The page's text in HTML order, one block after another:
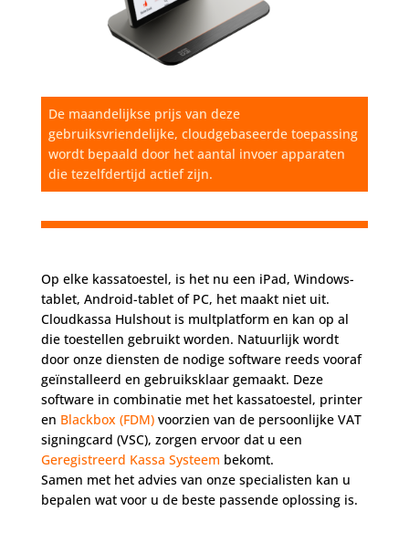
De maandelijkse prijs van deze
gebruiksvriendelijke, cloudgebaseerde toepassing
wordt bepaald door het aantal invoer apparaten
die tezelfdertijd actief zijn.
Op elke kassatoestel, is het nu een iPad, Windows-
tablet, Android-tablet of PC, het maakt niet uit.
Cloudkassa Hulshout is multplatform en kan op al
die toestellen gebruikt worden. Natuurlijk wordt
door onze diensten de nodige software reeds vooraf
geïnstalleerd en gebruiksklaar gemaakt. Deze
software in combinatie met het kassatoestel, printer
en Blackbox (FDM)voorzien van de persoonlijke VAT
signingcard (VSC), zorgen ervoor dat u een
Geregistreerd Kassa Systeem bekomt.
Samen met het advies van onze specialisten kan u
bepalen wat voor u de beste passende oplossing is.